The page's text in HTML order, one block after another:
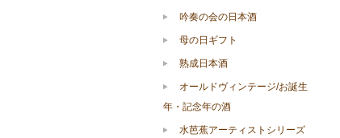
吟奏の会の日本酒
母の日ギフト
熟成日本酒
オールドヴィンテージ/お誕生
年・記念年の酒
水芭蕉アーティストシリーズ